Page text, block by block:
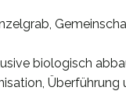
biologisch
Überführung